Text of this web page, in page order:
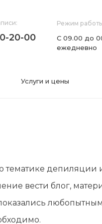
20-00
Режим
С 09.00 до
ежедневно
Услуги и цены
депиляции
вести блог,